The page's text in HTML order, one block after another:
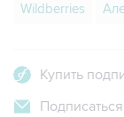
Wildberries
Купить